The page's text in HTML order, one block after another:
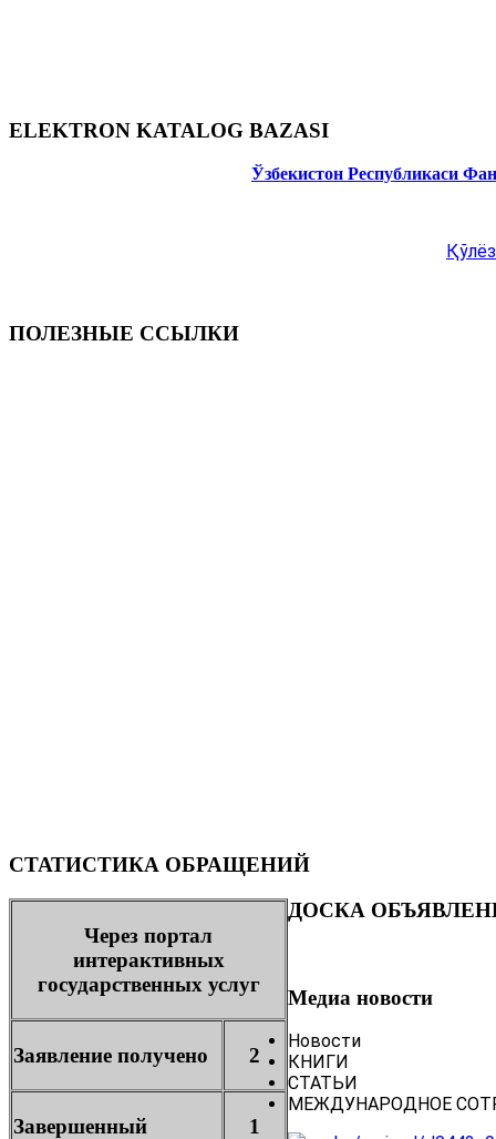
ELEKTRON KATALOG BAZASI
Ўзбекистон Республикаси
ПОЛЕЗНЫЕ ССЫЛКИ
СТАТИСТИКА ОБРАЩЕНИЙ
Через портал
интерактивных
государственных услуг
Заявление получено 2
Завершенный 1
ДОСКА
Медиа новости
Новости
КНИГИ
СТАТЬИ
МЕЖДУНАРОДНОЕ